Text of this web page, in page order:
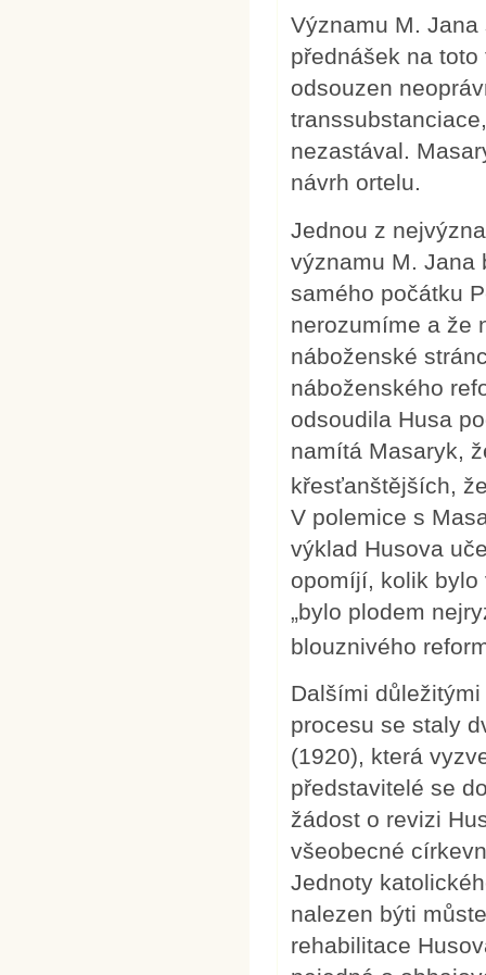
Významu M.
přednášek na
odsouzen
nezastával.
návrh ortelu.
Jednou z
významu M. Jana
samého počátku
nerozumíme a že
náboženské
náboženského
odsoudila Husa
namítá Masaryk,
křesťanštějších,
V polemice s
výklad Husova
opomíjí, kolik bylo
„bylo plodem
blouznivého
Dalšími
procesu se staly
(1920), která
představitelé se
žádost o revizi
všeobecné
Jednoty
nalezen býti
rehabilitace